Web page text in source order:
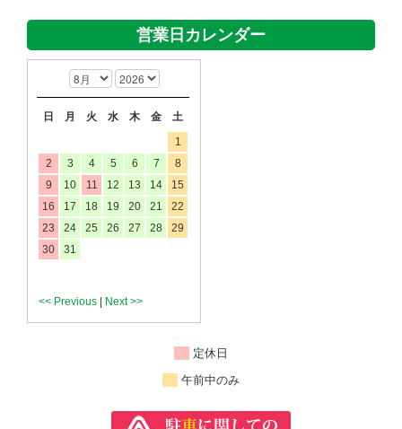
営業日カレンダー
日 月 火 水 木 金 土
<< Previous Next >>
1
2
3 4 5 6 7
8
9
10 11 12 13 14
15
16
17 18 19 20 21
22
23
24 25 26 27 28
29
30
31
定休日
午前中のみ